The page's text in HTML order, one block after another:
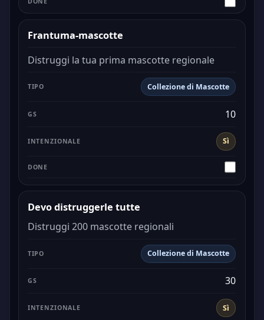
Frantuma-mascotte
Distruggi la tua prima mascotte regionale
Collezione di Mascotte
Sì
10
Devo distruggerle tutte
Distruggi 200 mascotte regionali
Collezione di Mascotte
Sì
30